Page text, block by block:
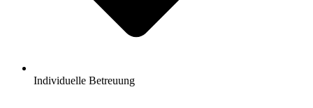
Individuelle Betreuung